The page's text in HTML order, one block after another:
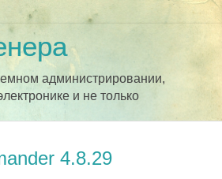
администрировании,
и не только
4.8.29